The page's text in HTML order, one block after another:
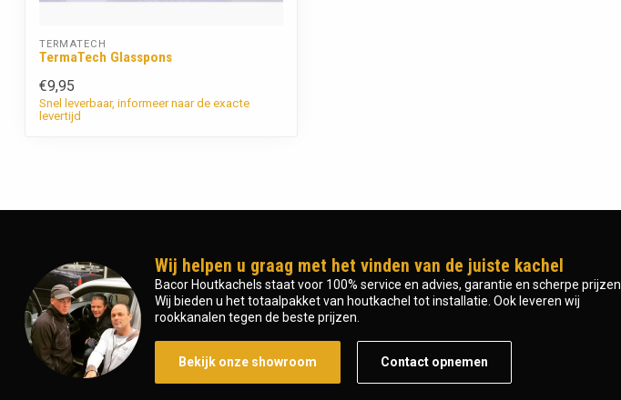
TERMATECH
TermaTech Glasspons
€9,95
Snel leverbaar, informeer naar de exacte
levertijd
Wij helpen u graag met het vinden van de juiste kachel
Bacor Houtkachels staat voor 100% service en advies, garantie en scherpe prijzen.
Wij bieden u het totaalpakket van houtkachel tot installatie. Ook leveren wij
rookkanalen tegen de beste prijzen.
Bekijk onze showroom Contact opnemen